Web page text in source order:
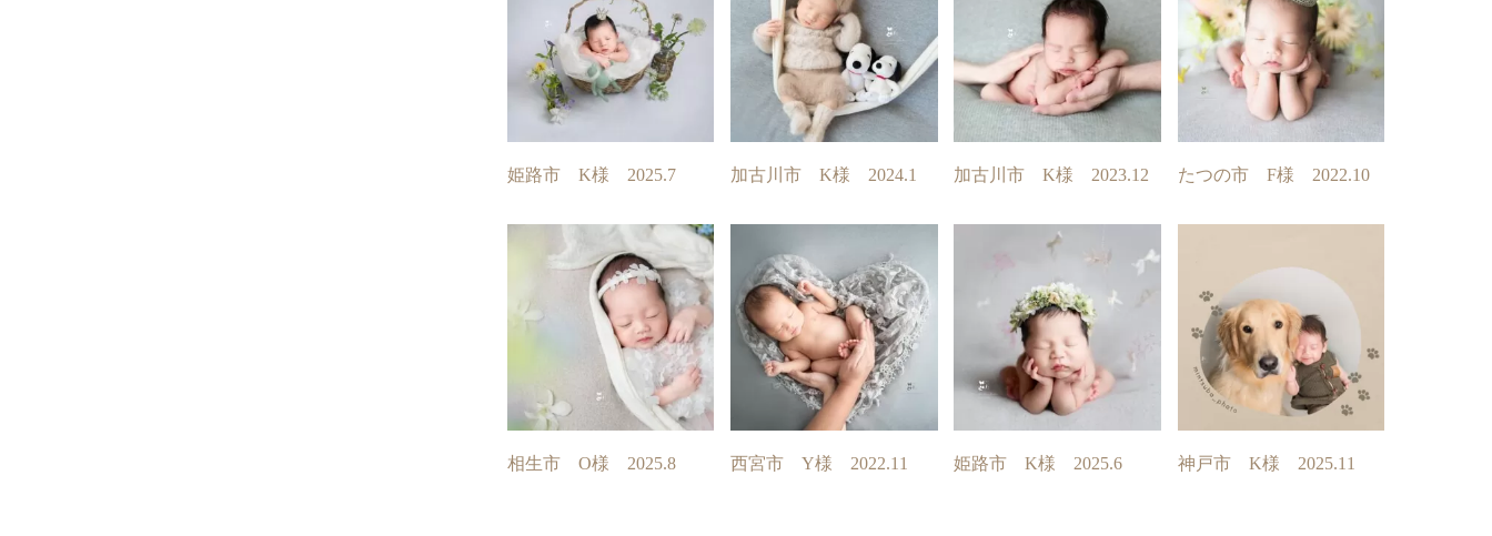
姫路市 K様 2025.7 加古川市 K様 2024.1 加古川市 K様 2023.12 たつの市 F様 2022.10
相生市 O様 2025.8 西宮市 Y様 2022.11 姫路市 K様 2025.6 神戸市 K様 2025.11